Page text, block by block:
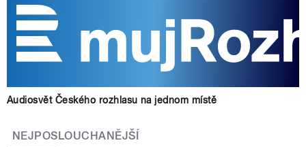
Audiosvět Českého rozhlasu na jednom místě
NEJPOSLOUCHANĚJŠÍ